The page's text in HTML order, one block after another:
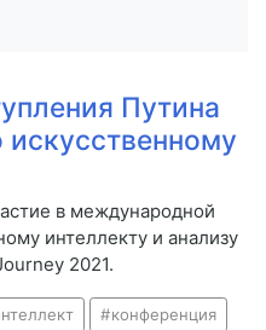
Путина
в международной
интеллекту и анализу
2021.
конференция